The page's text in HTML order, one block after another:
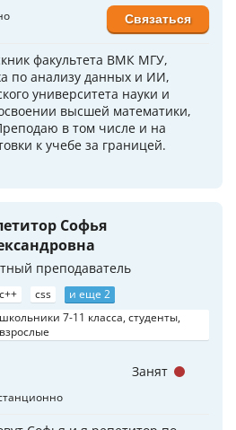
факультета ВМК МГУ,
по анализу данных и ИИ,
университета науки и
высшей математики,
в том числе и на
к учебе за границей.
Связаться
Софья
преподаватель
c++ css
и еще 2
школьники 7-11 класса, студенты,
взрослые
Занят